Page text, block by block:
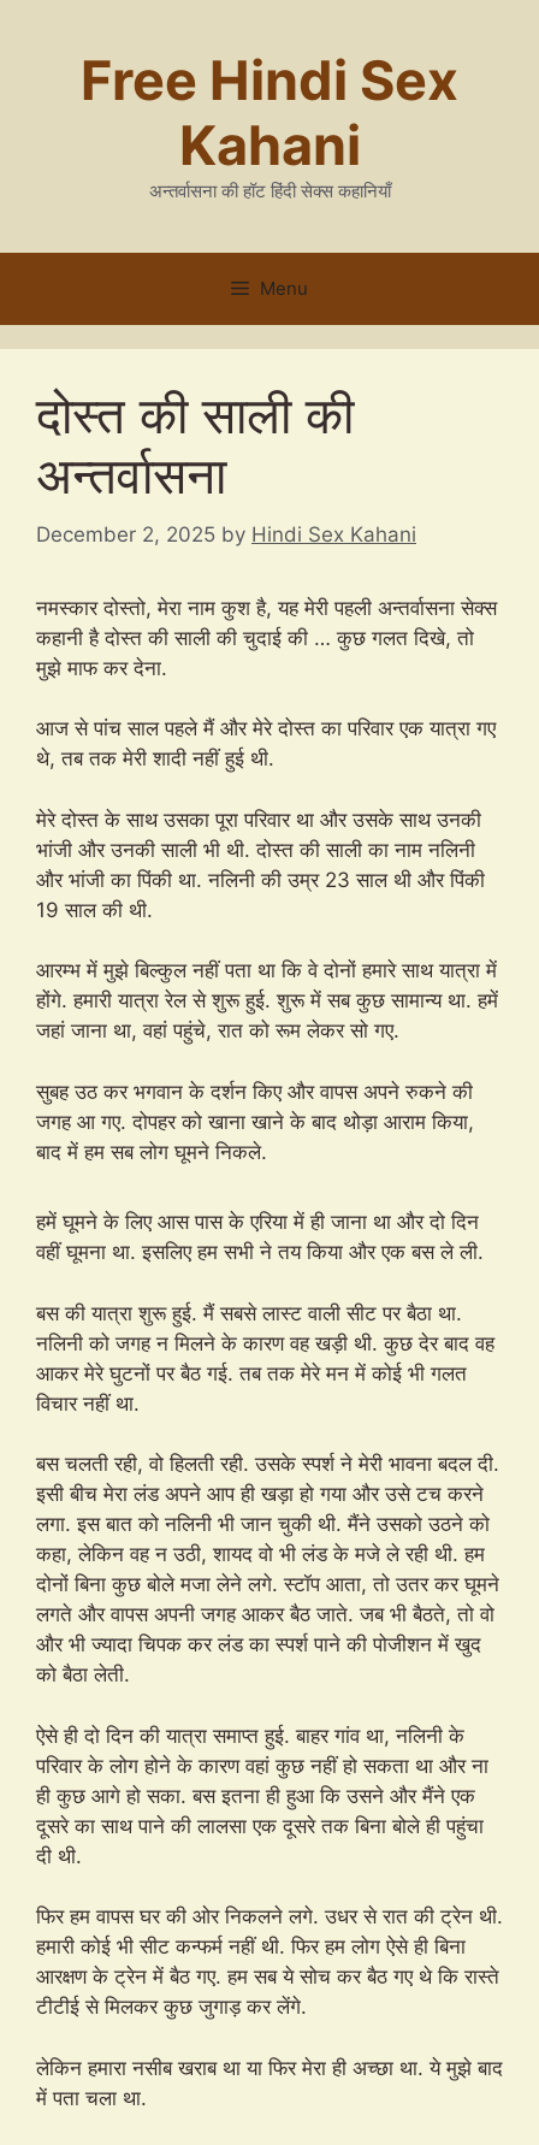
Free Hindi Sex
Kahani
अन्तर्वासना की हॉट हिंदी सेक्स कहानियाँ
Menu
दोस्त की साली की
अन्तर्वासना
December 2, 2025 by Hindi Sex Kahani
नमस्कार दोस्तो, मेरा नाम कुश है, यह मेरी पहली अन्तर्वासना सेक्स
कहानी है दोस्त की साली की चुदाई की … कुछ गलत दिखे, तो
मुझे माफ कर देना.
आज से पांच साल पहले मैं और मेरे दोस्त का परिवार एक यात्रा गए
थे, तब तक मेरी शादी नहीं हुई थी.
मेरे दोस्त के साथ उसका पूरा परिवार था और उसके साथ उनकी
भांजी और उनकी साली भी थी. दोस्त की साली का नाम नलिनी
और भांजी का पिंकी था. नलिनी की उम्र 23 साल थी और पिंकी
19 साल की थी.
आरम्भ में मुझे बिल्कुल नहीं पता था कि वे दोनों हमारे साथ यात्रा में
होंगे. हमारी यात्रा रेल से शुरू हुई. शुरू में सब कुछ सामान्य था. हमें
जहां जाना था, वहां पहुंचे, रात को रूम लेकर सो गए.
सुबह उठ कर भगवान के दर्शन किए और वापस अपने रुकने की
जगह आ गए. दोपहर को खाना खाने के बाद थोड़ा आराम किया,
बाद में हम सब लोग घूमने निकले.
stripchat.com
हमें घूमने के लिए आस पास के एरिया में ही जाना था और दो दिन
वहीं घूमना था. इसलिए हम सभी ने तय किया और एक बस ले ली.
बस की यात्रा शुरू हुई. मैं सबसे लास्ट वाली सीट पर बैठा था.
नलिनी को जगह न मिलने के कारण वह खड़ी थी. कुछ देर बाद वह
आकर मेरे घुटनों पर बैठ गई. तब तक मेरे मन में कोई भी गलत
विचार नहीं था.
बस चलती रही, वो हिलती रही. उसके स्पर्श ने मेरी भावना बदल दी.
इसी बीच मेरा लंड अपने आप ही खड़ा हो गया और उसे टच करने
लगा. इस बात को नलिनी भी जान चुकी थी. मैंने उसको उठने को
कहा, लेकिन वह न उठी, शायद वो भी लंड के मजे ले रही थी. हम
दोनों बिना कुछ बोले मजा लेने लगे. स्टॉप आता, तो उतर कर घूमने
लगते और वापस अपनी जगह आकर बैठ जाते. जब भी बैठते, तो वो
और भी ज्यादा चिपक कर लंड का स्पर्श पाने की पोजीशन में खुद
को बैठा लेती.
ऐसे ही दो दिन की यात्रा समाप्त हुई. बाहर गांव था, नलिनी के
परिवार के लोग होने के कारण वहां कुछ नहीं हो सकता था और ना
ही कुछ आगे हो सका. बस इतना ही हुआ कि उसने और मैंने एक
दूसरे का साथ पाने की लालसा एक दूसरे तक बिना बोले ही पहुंचा
दी थी.
फिर हम वापस घर की ओर निकलने लगे. उधर से रात की ट्रेन थी.
हमारी कोई भी सीट कन्फर्म नहीं थी. फिर हम लोग ऐसे ही बिना
आरक्षण के ट्रेन में बैठ गए. हम सब ये सोच कर बैठ गए थे कि रास्ते
टीटीई से मिलकर कुछ जुगाड़ कर लेंगे.
लेकिन हमारा नसीब खराब था या फिर मेरा ही अच्छा था. ये मुझे बाद
में पता चला था.